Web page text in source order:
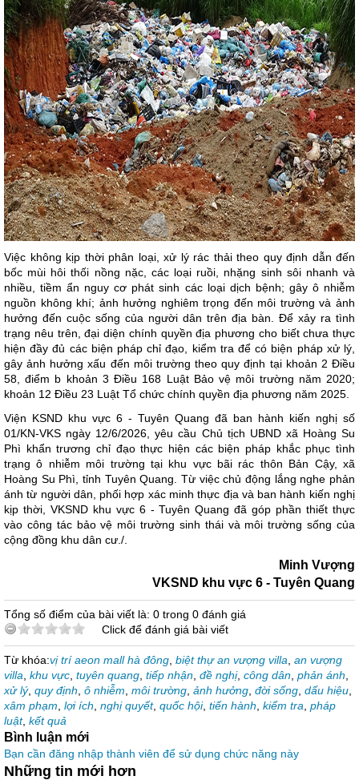
Việc không kịp thời phân loại, xử lý rác thải theo quy định dẫn đến
bốc mùi hôi thối nồng nặc, các loại ruồi, nhặng sinh sôi nhanh và
nhiều, tiềm ẩn nguy cơ phát sinh các loại dịch bệnh; gây ô nhiễm
nguồn không khí; ảnh hưởng nghiêm trọng đến môi trường và ảnh
hưởng đến cuộc sống của người dân trên địa bàn. Để xảy ra tình
trạng nêu trên, đại diện chính quyền địa phương cho biết chưa thực
hiện đầy đủ các biện pháp chỉ đạo, kiểm tra để có biện pháp xử lý,
gây ảnh hưởng xấu đến môi trường theo quy định tại khoản 2 Điều
58, điểm b khoản 3 Điều 168 Luật Bảo vệ môi trường năm 2020;
khoản 12 Điều 23 Luật Tổ chức chính quyền địa phương năm 2025.
Viện KSND khu vực 6 - Tuyên Quang đã ban hành kiến nghị số
01/KN-VKS ngày 12/6/2026, yêu cầu Chủ tịch UBND xã Hoàng Su
Phì khẩn trương chỉ đạo thực hiện các biện pháp khắc phục tình
trạng ô nhiễm môi trường tại khu vực bãi rác thôn Bản Cậy, xã
Hoàng Su Phì, tỉnh Tuyên Quang. Từ việc chủ động lắng nghe phản
ánh từ người dân, phối hợp xác minh thực địa và ban hành kiến nghị
kịp thời, VKSND khu vực 6 - Tuyên Quang đã góp phần thiết thực
vào công tác bảo vệ môi trường sinh thái và môi trường sống của
cộng đồng khu dân cư./.
Minh Vượng
VKSND khu vực 6 - Tuyên Quang
Tổng số điểm của bài viết là: 0 trong 0 đánh giá
Click để đánh giá bài viết
Từ khóa:vị trí aeon mall hà đông biệt thự an vượng villa an vượng
villa khu vực tuyên quang tiếp nhận đề nghị, công dân phản ánh
xử lý, quy định ô nhiễm môi trường ảnh hưởng đời sống dấu hiệu
xâm phạm lợi ích nghị quyết, quốc hội, tiến hành kiểm tra pháp
luật, kết quả
Bình luận mới
Bạn cần đăng nhập thành viên để sử dụng chức năng này
Những tin mới hơn